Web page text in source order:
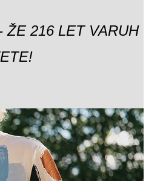
ŽE 216 LET VARUH